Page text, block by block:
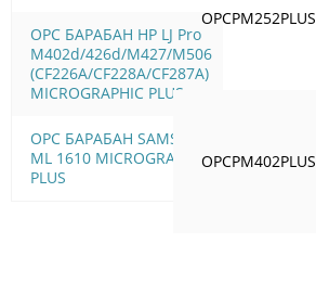
OPC БАРАБАН HP LJ Pro
M402d/426d/M427/M506
(CF226A/CF228A/CF287A)
MICROGRAPHIC PLUS
OPC БАРАБАН SAMSUNG
ML 1610 MICROGRAPHIC
PLUS
OPCPM252PLUS
OPCPM402PLUS